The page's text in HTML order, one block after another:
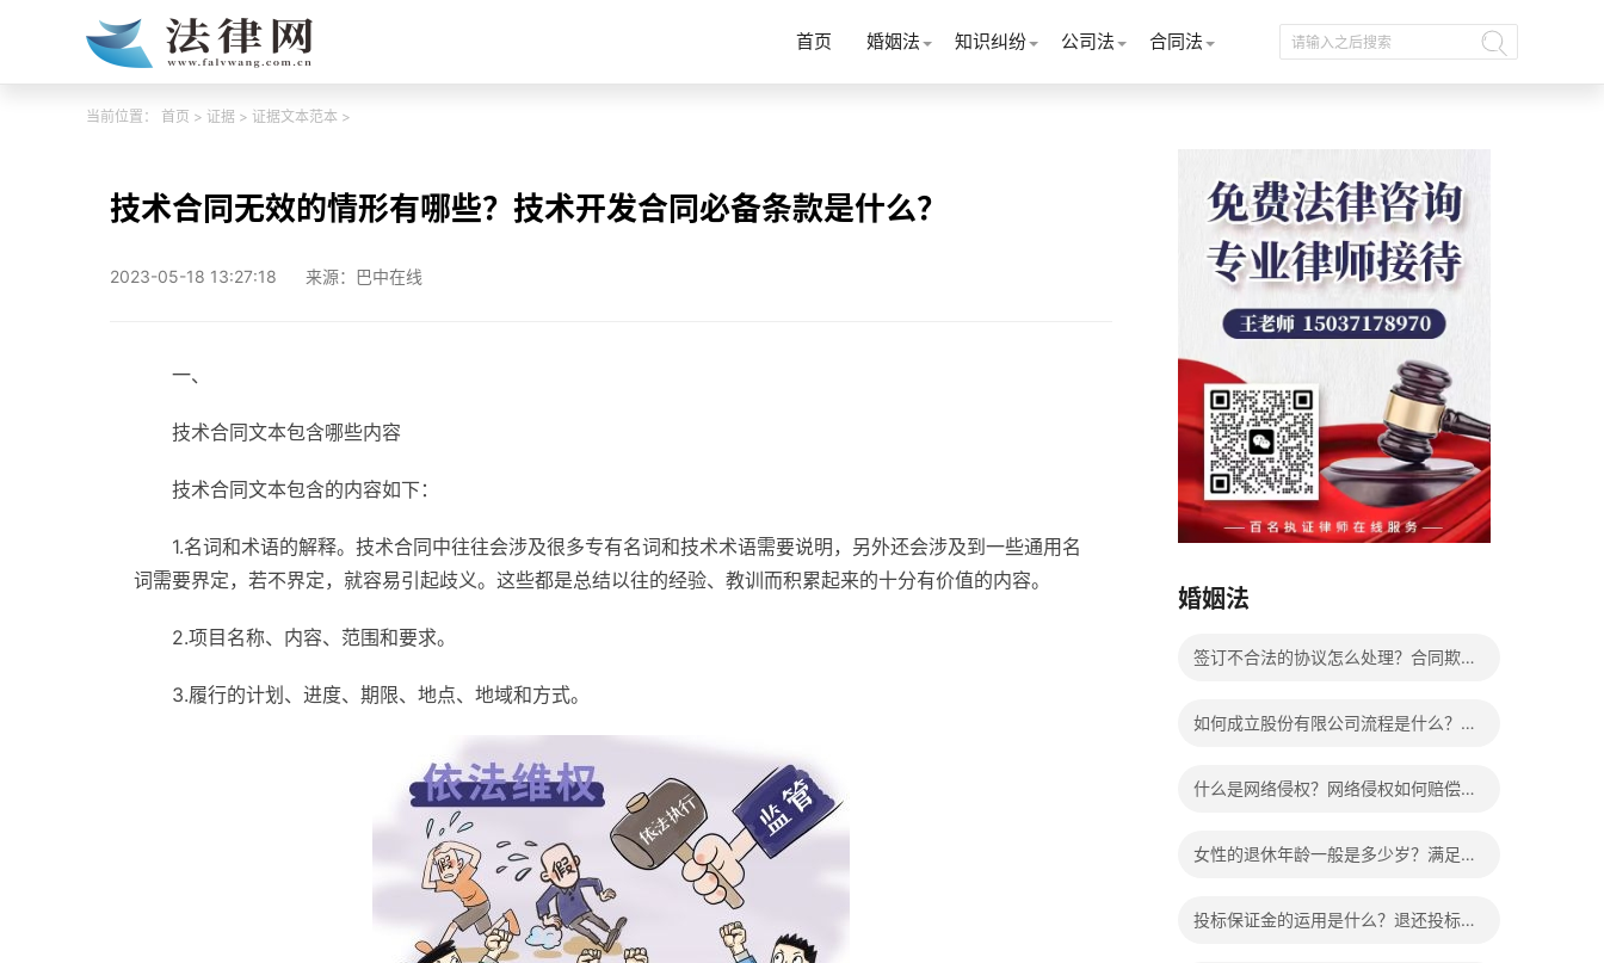
首页 婚姻法 知识纠纷 公司法 合同法
当前位置： 首页 > 证据 > 证据文本范本 >
技术合同无效的情形有哪些？技术开发合同必备条款是什么？
2023-05-18 13:27:18 来源：巴中在线
一、
技术合同文本包含哪些内容
技术合同文本包含的内容如下：
1.名词和术语的解释。技术合同中往往会涉及很多专有名词和技术术语需要说明，另外还会涉及到一些通用名
词需要界定，若不界定，就容易引起歧义。这些都是总结以往的经验、教训而积累起来的十分有价值的内容。
2.项目名称、内容、范围和要求。
3.履行的计划、进度、期限、地点、地域和方式。
婚姻法
签订不合法的协议怎么处理？合同欺诈
如何成立股份有限公司流程是什么？设
什么是网络侵权？网络侵权如何赔偿的
女性的退休年龄一般是多少岁？满足什
投标保证金的运用是什么？退还投标保